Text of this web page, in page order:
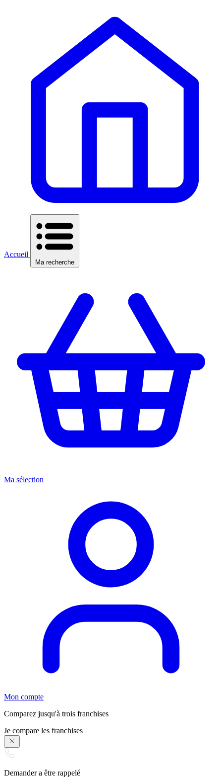
Accueil
Ma recherche
Ma sélection
Mon compte
Comparez jusqu'à trois franchises
Je compare les franchises
Demander a être rappelé